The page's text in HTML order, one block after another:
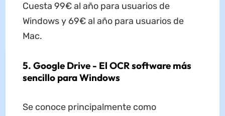
Cuesta 99€ al año para usuarios de
Windows y 69€ al año para usuarios de
Mac.
5. Google Drive - El OCR software más
sencillo para Windows
Se conoce principalmente como